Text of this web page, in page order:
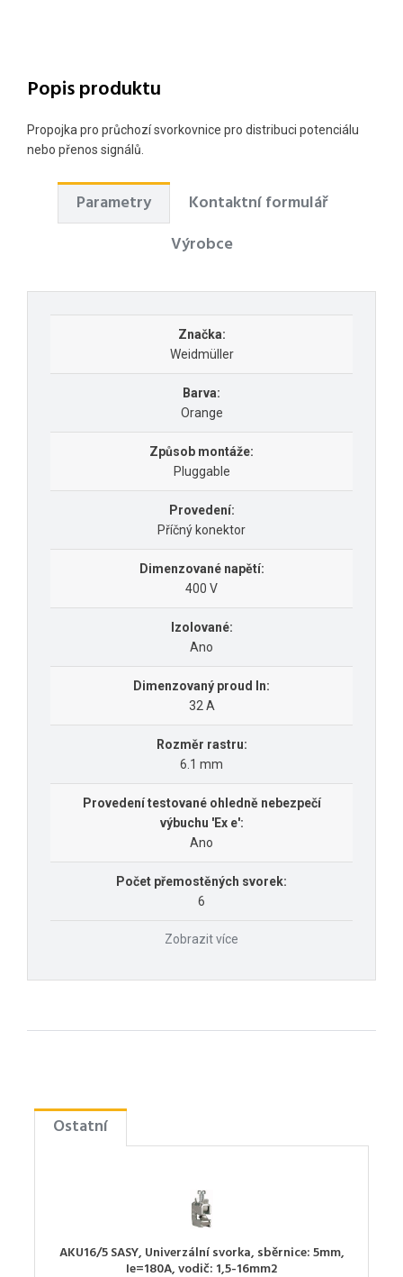
Popis produktu
Propojka pro průchozí svorkovnice pro distribuci potenciálu
nebo přenos signálů.
Parametry
Kontaktní formulář
Výrobce
Značka:
Weidmüller
Barva:
Orange
Způsob montáže:
Pluggable
Provedení:
Příčný konektor
Dimenzované napětí:
400 V
Izolované:
Ano
Dimenzovaný proud In:
32 A
Rozměr rastru:
6.1 mm
Provedení testované ohledně nebezpečí
výbuchu 'Ex e':
Ano
Počet přemostěných svorek:
6
Zobrazit více
Ostatní
AKU16/5 SASY, Univerzální svorka, sběrnice: 5mm,
Ie=180A, vodič: 1,5-16mm2